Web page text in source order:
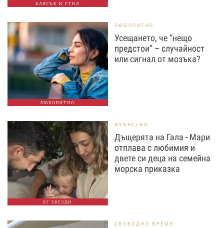
БЛЯСЪК И СТИЛ
ЛЮБОПИТНО
ЛЮБОПИТНО
Усещането, че “нещо
предстои” – случайност
или сигнал от мозъка?
БГ ЗВЕЗДИ
ИЗВЕСТНИ
Дъщерята на Гала - Мари
отплава с любимия и
двете си деца на семейна
морска приказка
СВОБОДНО ВРЕМЕ